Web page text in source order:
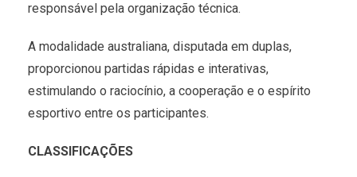
responsável pela organização técnica.
A modalidade australiana, disputada em duplas,
proporcionou partidas rápidas e interativas,
estimulando o raciocínio, a cooperação e o espírito
esportivo entre os participantes.
CLASSIFICAÇÕES